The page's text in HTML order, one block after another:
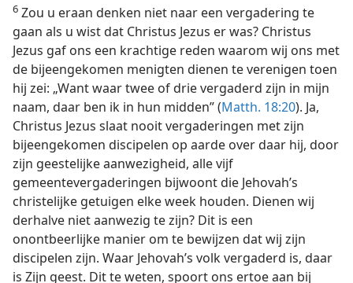
6 Zou u eraan denken niet naar een vergadering te
gaan als u wist dat Christus Jezus er was? Christus
Jezus gaf ons een krachtige reden waarom wij ons met
de bijeengekomen menigten dienen te verenigen toen
hij zei: „Want waar twee of drie vergaderd zijn in mijn
naam, daar ben ik in hun midden” (Matth. 18:20). Ja,
Christus Jezus slaat nooit vergaderingen met zijn
bijeengekomen discipelen op aarde over daar hij, door
zijn geestelijke aanwezigheid, alle vijf
gemeentevergaderingen bijwoont die Jehovah’s
christelijke getuigen elke week houden. Dienen wij
derhalve niet aanwezig te zijn? Dit is een
onontbeerlijke manier om te bewijzen dat wij zijn
discipelen zijn. Waar Jehovah’s volk vergaderd is, daar
is Zijn geest. Dit te weten, spoort ons ertoe aan bij